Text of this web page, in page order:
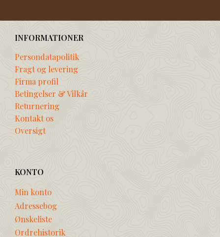
INFORMATIONER
Persondatapolitik
Fragt og levering
Firma profil
Betingelser & Vilkår
Returnering
Kontakt os
Oversigt
KONTO
Min konto
Adressebog
Ønskeliste
Ordrehistorik